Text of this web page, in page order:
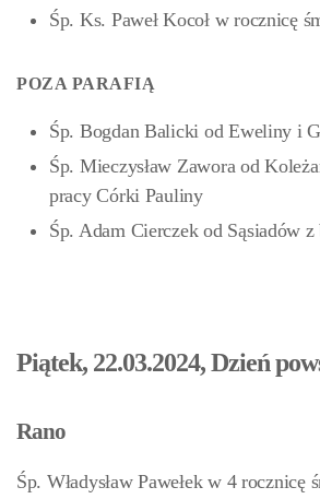
Śp. Ks. Paweł Kocoł w rocznicę
POZA PARAFIĄ
Śp. Bogdan Balicki od Eweliny i
Śp. Mieczysław Zawora od
pracy Córki Pauliny
Śp. Adam Cierczekod Sąsiadów
Piątek, 22.03.2024, Dzień
Rano
Śp. Władysław Pawełek w 4 rocznicę